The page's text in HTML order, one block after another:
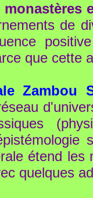
de
que cette
Zambou
étend
quelques